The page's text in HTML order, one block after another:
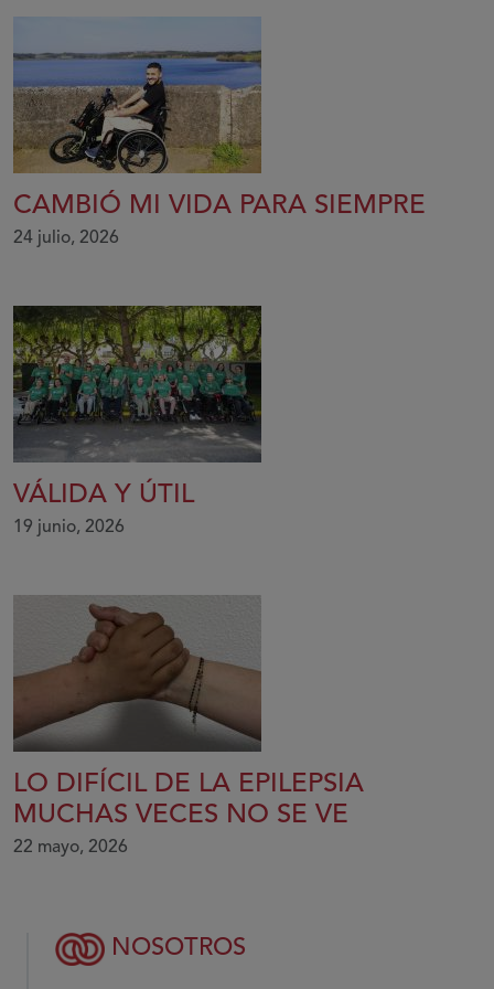
CAMBIÓ MI VIDA PARA SIEMPRE
24 julio, 2026
VÁLIDA Y ÚTIL
19 junio, 2026
LO DIFÍCIL DE LA EPILEPSIA
MUCHAS VECES NO SE VE
22 mayo, 2026
NOSOTROS